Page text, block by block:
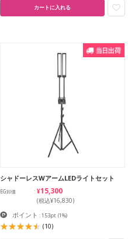
カートに入れる
シャドーレスWアームLEDライトセット
EG卸価 ¥15,300
(税込¥16,830)
ポイント : 153pt (1%)
(10)